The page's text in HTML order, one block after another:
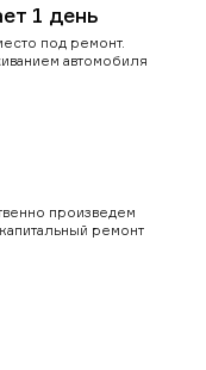
1 день
под ремонт.
автомобиля
произведем
ремонт